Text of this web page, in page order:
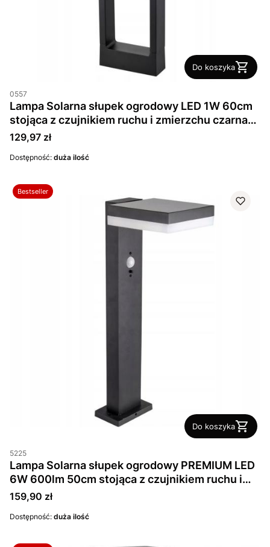
Do koszyka
0557
Lampa Solarna słupek ogrodowy LED 1W 60cm
stojąca z czujnikiem ruchu i zmierzchu czarna
IP54
Cena
129,97 zł
Dostępność: duża ilość
Bestseller
Do koszyka
5225
Lampa Solarna słupek ogrodowy PREMIUM LED
6W 600lm 50cm stojąca z czujnikiem ruchu i
Cena
159,90 zł
Dostępność: duża ilość